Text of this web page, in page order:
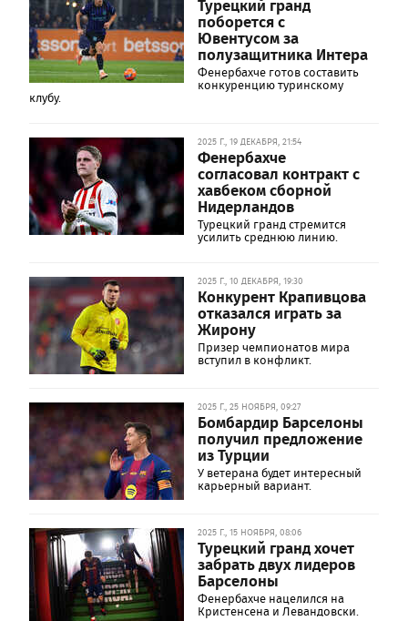
поборется с
Ювентусом за
полузащитника Интера
Фенербахче готов составить
конкуренцию туринскому
клубу.
2025 Г., 19 ДЕКАБРЯ, 21:54
Фенербахче
согласовал контракт с
хавбеком сборной
Нидерландов
Турецкий гранд стремится
усилить среднюю линию.
2025 Г., 10 ДЕКАБРЯ, 19:30
Конкурент Крапивцова
отказался играть за
Жирону
Призер чемпионатов мира
вступил в конфликт.
2025 Г., 25 НОЯБРЯ, 09:27
Бомбардир Барселоны
получил предложение
из Турции
У ветерана будет интересный
карьерный вариант.
2025 Г., 15 НОЯБРЯ, 08:06
Турецкий гранд хочет
забрать двух лидеров
Барселоны
Фенербахче нацелился на
Кристенсена и Левандовски.